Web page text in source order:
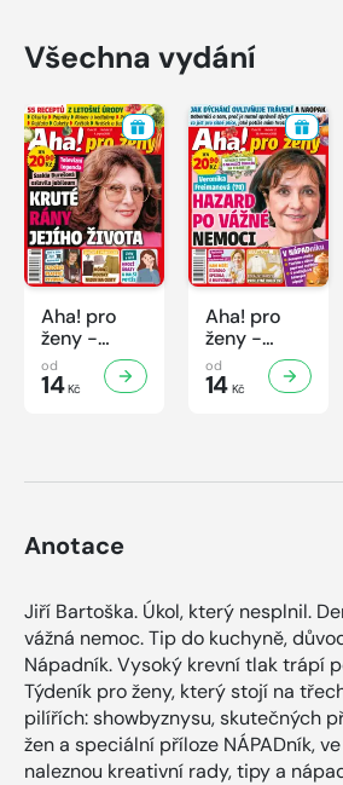
Všechna vydání
Aha! pro
ženy -
32/2026
od
14Kč
Aha! pro
ženy -
31/2026
od
14Kč
Anotace
Jiří Bartoška. Úkol, který nesplnil.
vážná nemoc. Tip do kuchyně,
Nápadník. Vysoký krevní tlak trápí
Týdeník pro ženy, který stojí na
pilířích: showbyznysu, skutečných
žen a speciální příloze NÁPADník,
naleznou kreativní rady, tipy a